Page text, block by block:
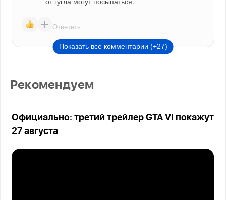
Ответить
Показать все комментарии (+27)
Рекомендуем
Официально: третий трейлер GTA VI покажут
27 августа